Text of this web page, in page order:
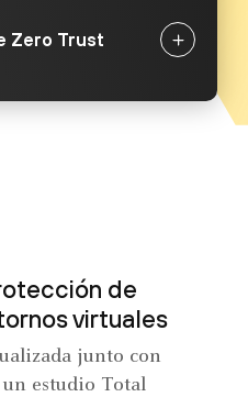
Zero Trust
de
virtuales
junto con
un estudio Total